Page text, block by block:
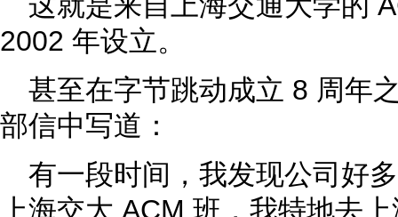
2002 年设立。
甚至在字节跳动成立 8 周年
部信中写道：
有一段时间，我发现公司好
上海交大 ACM 班，我特地去